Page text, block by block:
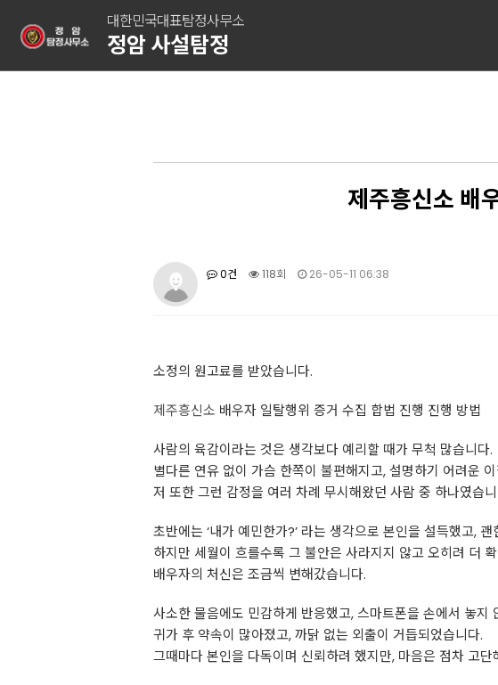
대한민국대표탐정사무소
정암 사설탐정
제주흥신소 배
0건 118회 26-05-11 06:38
소정의 원고료를 받았습니다.
제주흥신소 배우자 일탈행위 증거 수집 합법 진행 진행 방법
사람의 육감이라는 것은 생각보다 예리할 때가 무척 많습니다.
별다른 연유 없이 가슴 한쪽이 불편해지고, 설명하기 어려운
저 또한 그런 감정을 여러 차례 무시해왔던 사람 중 하나였습
초반에는 ‘내가 예민한가?’ 라는 생각으로 본인을 설득했고,
하지만 세월이 흐를수록 그 불안은 사라지지 않고 오히려 더
배우자의 처신은 조금씩 변해갔습니다.
사소한 물음에도 민감하게 반응했고, 스마트폰을 손에서 놓지
귀가 후 약속이 많아졌고, 까닭 없는 외출이 거듭되었습니다.
그때마다 본인을 다독이며 신뢰하려 했지만, 마음은 점차 고단